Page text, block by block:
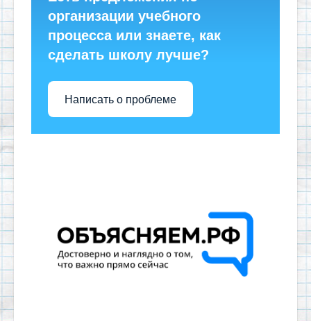
организации учебного
процесса или знаете, как
сделать школу лучше?
Написать о проблеме